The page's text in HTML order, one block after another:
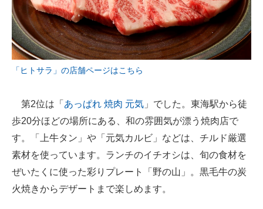
「ヒトサラ」の店舗ページはこちら
第2位は「 あっぱれ 焼肉 元気 」でした。東海駅から徒
歩20分ほどの場所にある、和の雰囲気が漂う焼肉店で
す。「上牛タン」や「元気カルビ」などは、チルド厳選
素材を使っています。ランチのイチオシは、旬の食材を
ぜいたくに使った彩りプレート「野の山」。黒毛牛の炭
火焼きからデザートまで楽しめます。